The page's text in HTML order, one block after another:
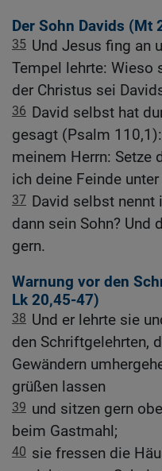
Der Sohn Davids (Mt
35 Und Jesus fing an
Tempel lehrte: Wieso
der Christus sei
36 David selbst hat
gesagt (Psalm
meinem Herrn: Setze
ich deine Feinde
37 David selbst nennt
dann sein Sohn? Und
gern.
Warnung vor den
Lk 20,45-47)
38 Und er lehrte sie
den Schriftgelehrten,
Gewändern
grüßen lassen
39 und sitzen gern
beim Gastmahl;
40 sie fressen die